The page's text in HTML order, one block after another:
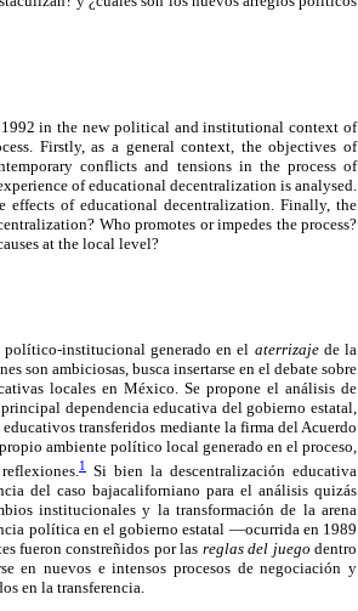
1992 in the new political and institutional context of
Firstly, as a general context, the objectives of
conflicts and tensions in the process of
of educational decentralization is analysed.
of educational decentralization. Finally, the
Who promotes or impedes the process?
at the local level?
político-institucional generado en el aterrizajede la
son ambiciosas, busca insertarse en el debate sobre
locales en México. Se propone el análisis de
dependencia educativa del gobierno estatal,
transferidos mediante la firma del Acuerdo
ambiente político local generado en el proceso,
1
Si bien la descentralización educativa
del caso bajacaliforniano para el análisis quizás
institucionales y la transformación de la arena
política en el gobierno estatal —ocurrida en 1989
fueron constreñidos por las reglas del juego dentro
en nuevos e intensos procesos de negociación y
en la transferencia.